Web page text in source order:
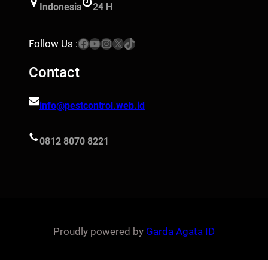
Indonesia 24 H
Follow Us :Facebook YouTube Instagram X TikTok
Contact
info@pestcontrol.web.id
0812 8070 8221
Proudly powered by Garda Agata ID